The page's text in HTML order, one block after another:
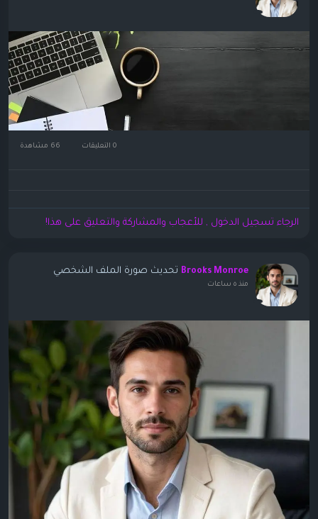
0 التعليقات
الرجاء تسجيل الدخول , للأعجاب والمشاركة والتعليق على هذا!
Brooks Monroe تحديث صورة الملف الشخصي
منذ ٥ ساعات